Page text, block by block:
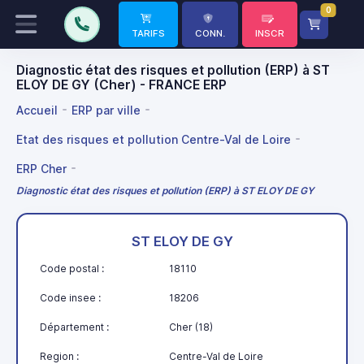
TARIFS CONN. INSCR
0
Diagnostic état des risques et pollution (ERP) à ST
ELOY DE GY (Cher) - FRANCE ERP
Accueil ERP par ville
Etat des risques et pollution Centre-Val de Loire
ERP Cher
Diagnostic état des risques et pollution (ERP) à ST ELOY DE GY
ST ELOY DE GY
Code postal : 18110
Code insee : 18206
Département : Cher (18)
Region : Centre-Val de Loire